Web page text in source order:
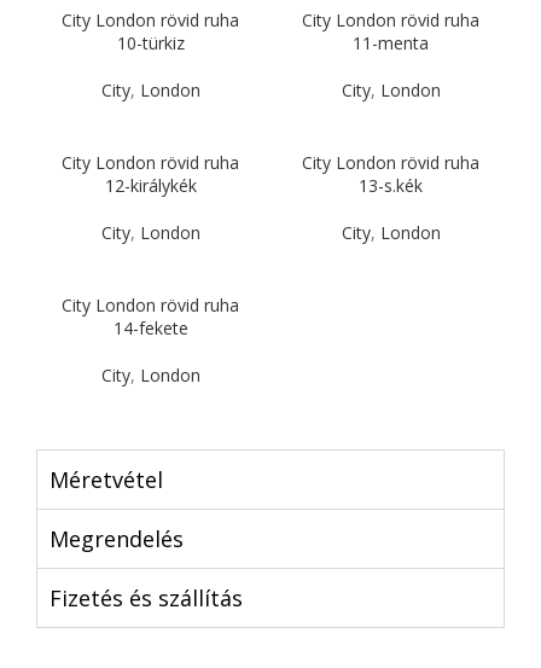
City London rövid ruha
10-türkiz
City, London
City London rövid ruha
11-menta
City, London
City London rövid ruha
12-királykék
City, London
City London rövid ruha
13-s.kék
City, London
City London rövid ruha
14-fekete
City, London
Méretvétel
Megrendelés
Fizetés és szállítás